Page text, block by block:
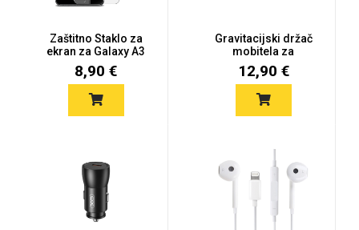
Zaštitno Staklo za
ekran za Galaxy A3
(2017) (...
8,90 €
Gravitacijski držač
mobitela za
ventilaciju
12,90 €
Gaming motivi Crtani filmovi
Sportski motivi Obiteljski motivi